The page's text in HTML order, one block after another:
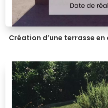
Création d’une terrasse